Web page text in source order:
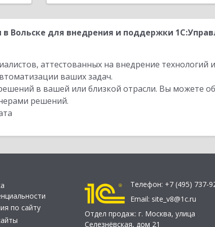
Вольске для внедрения и поддержки
аттестованных на внедрение
ваших задач.
в вашей или близкой отрасли. Вы можете
решений.
по сайту
Телефон: +7 (495) 737-
Email: site_v8@1c.ru
Отдел продаж: г. Москва, улица
Селезнёвская, дом 21